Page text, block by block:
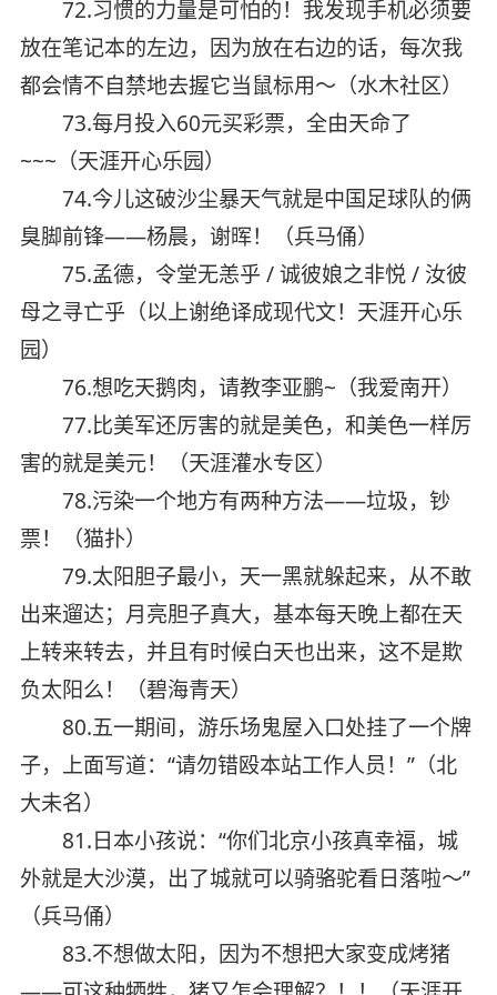
72.习惯的力量是可怕的！我发现手机必须要
放在笔记本的左边，因为放在右边的话，每次我
都会情不自禁地去握它当鼠标用～（水木社区）
73.每月投入60元买彩票，全由天命了
~~~（天涯开心乐园）
74.今儿这破沙尘暴天气就是中国足球队的俩
臭脚前锋——杨晨，谢晖！（兵马俑）
75.孟德，令堂无恙乎 / 诚彼娘之非悦 / 汝彼
母之寻亡乎（以上谢绝译成现代文！天涯开心乐
园）
76.想吃天鹅肉，请教李亚鹏~（我爱南开）
77.比美军还厉害的就是美色，和美色一样厉
害的就是美元！（天涯灌水专区）
78.污染一个地方有两种方法——垃圾，钞
票！（猫扑）
79.太阳胆子最小，天一黑就躲起来，从不敢
出来遛达；月亮胆子真大，基本每天晚上都在天
上转来转去，并且有时候白天也出来，这不是欺
负太阳么！（碧海青天）
80.五一期间，游乐场鬼屋入口处挂了一个牌
子，上面写道：“请勿错殴本站工作人员！”（北
大未名）
81.日本小孩说：“你们北京小孩真幸福，城
外就是大沙漠，出了城就可以骑骆驼看日落啦～”
（兵马俑）
83.不想做太阳，因为不想把大家变成烤猪